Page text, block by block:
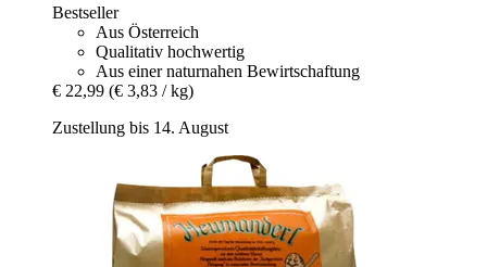
Bestseller
Aus Österreich
Qualitativ hochwertig
Aus einer naturnahen Bewirtschaftung
€ 22,99 (€ 3,83 / kg)
Zustellung bis 14. August